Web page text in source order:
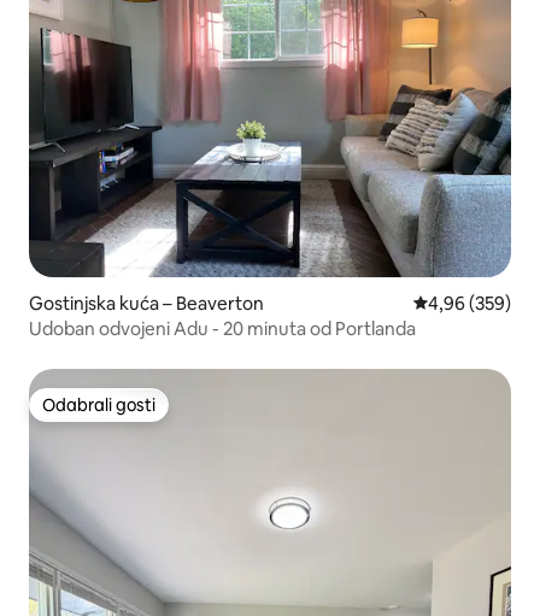
Gostinjska kuća – Beaverton Prosječna
4,96 (359)
Udoban odvojeni Adu - 20 minuta od Portlanda
Odabrali gosti
Odabrali gosti